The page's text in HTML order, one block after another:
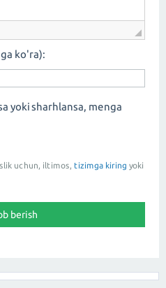
ko'ra):
yoki sharhlansa, menga
uchun, iltimos, tizimga kiring yoki